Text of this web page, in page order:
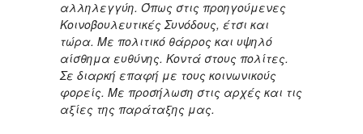
αλληλεγγύη. Όπως στις προηγούμενες
Κοινοβουλευτικές Συνόδους, έτσι και
τώρα. Με πολιτικό θάρρος και υψηλό
αίσθημα ευθύνης. Κοντά στους πολίτες.
Σε διαρκή επαφή με τους κοινωνικούς
φορείς. Με προσήλωση στις αρχές και τις
αξίες της παράταξης μας.